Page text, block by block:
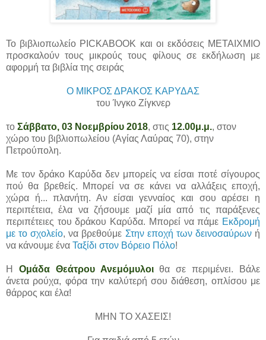
Το βιβλιοπωλείο PICKABOOK και οι εκδόσεις ΜΕΤΑΙΧΜΙΟ
προσκαλούν τους μικρούς τους φίλους σε εκδήλωση με
αφορμή τα βιβλία της σειράς
Ο ΜΙΚΡΟΣ ΔΡΑΚΟΣ ΚΑΡΥΔΑΣ
του Ίνγκο Ζίγκνερ
το Σάββατο, 03 Νοεμβρίου 2018, στις 12.00μ.μ., στον
χώρο του βιβλιοπωλείου (Αγίας Λαύρας 70), στην
Πετρούπολη.
Με τον δράκο Καρύδα δεν μπορείς να είσαι ποτέ σίγουρος
πού θα βρεθείς. Μπορεί να σε κάνει να αλλάξεις εποχή,
χώρα ή... πλανήτη. Αν είσαι γενναίος και σου αρέσει η
περιπέτεια, έλα να ζήσουμε μαζί μία από τις παράξενες
περιπέτειες του δράκου Καρύδα. Μπορεί να πάμε Εκδρομή
με το σχολείο, να βρεθούμε Στην εποχή των δεινοσαύρωνή
να κάνουμε ένα Ταξίδι στον Βόρειο Πόλο!
Η Ομάδα Θεάτρου Ανεμόμυλοιθα σε περιμένει. Βάλε
άνετα ρούχα, φόρα την καλύτερή σου διάθεση, οπλίσου με
θάρρος και έλα!
ΜΗΝ ΤΟ ΧΑΣΕΙΣ!